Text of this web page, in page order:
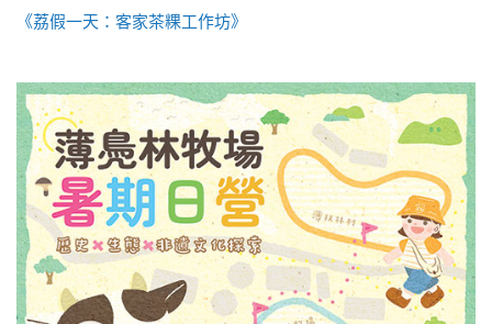
《荔假一天：客家茶粿工作坊》